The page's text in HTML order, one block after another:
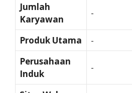
Jumlah
Karyawan
-
Produk Utama
-
Perusahaan
Induk
-